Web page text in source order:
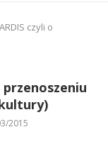
czyli o
przenoszeniu
2015